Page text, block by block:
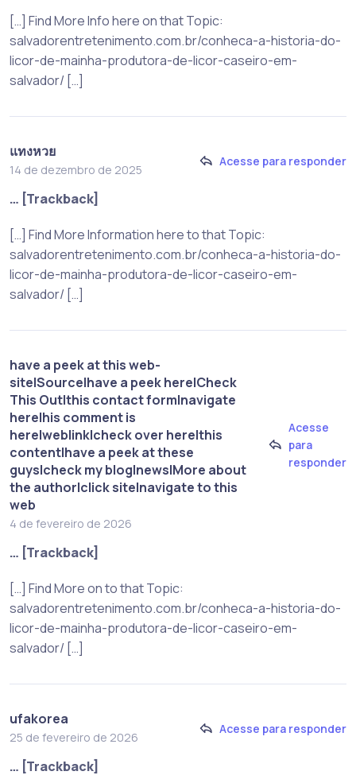
[…] Find More Info here on that Topic:
salvadorentretenimento.com.br/conheca-a-historia-do-
licor-de-mainha-produtora-de-licor-caseiro-em-
salvador/ […]
แทงหวย
14 de dezembro de 2025
Acesse para responder
… [Trackback]
[…] Find More Information here to that Topic:
salvadorentretenimento.com.br/conheca-a-historia-do-
licor-de-mainha-produtora-de-licor-caseiro-em-
salvador/ […]
have a peek at this web-
site|Source|have a peek here|Check
This Out|this contact form|navigate
here|his comment is
here|weblink|check over here|this
content|have a peek at these
guys|check my blog|news|More about
the author|click site|navigate to this
web
4 de fevereiro de 2026
Acesse
para
responder
… [Trackback]
[…] Find More on to that Topic:
salvadorentretenimento.com.br/conheca-a-historia-do-
licor-de-mainha-produtora-de-licor-caseiro-em-
salvador/ […]
ufakorea
25 de fevereiro de 2026
Acesse para responder
… [Trackback]